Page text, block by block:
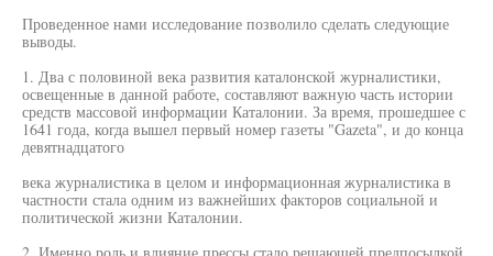
Проведенное нами исследование позволило сделать следующие
выводы.
1. Два с половиной века развития каталонской журналистики,
освещенные в данной работе, составляют важную часть истории
средств массовой информации Каталонии. За время, прошедшее с
1641 года, когда вышел первый номер газеты "Gazeta", и до конца
девятнадцатого
века журналистика в целом и информационная журналистика в
частности стала одним из важнейших факторов социальной и
политической жизни Каталонии.